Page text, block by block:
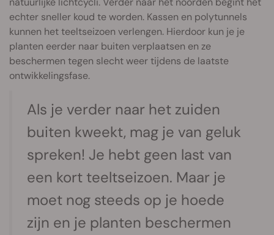
echter sneller koud te worden. Kassen en polytunnels
kunnen het teeltseizoen verlengen. Hierdoor kun je je
planten eerder naar buiten verplaatsen en ze
beschermen tegen slecht weer tijdens de laatste
ontwikkelingsfase.
Als je verder naar het zuiden
buiten kweekt, mag je van geluk
spreken! Je hebt geen last van
een kort teeltseizoen. Maar je
moet nog steeds op je hoede
zijn en je planten beschermen